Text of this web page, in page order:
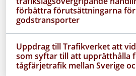
förbättra förutsättningarna för
godstransporter
Uppdrag till Trafikverket att
som syftar till att upprätthålla
tågfärjetrafik mellan Sverige